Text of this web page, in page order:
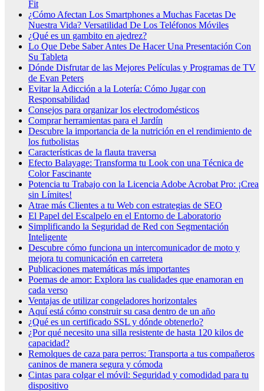
Fit
¿Cómo Afectan Los Smartphones a Muchas Facetas De
Nuestra Vida? Versatilidad De Los Teléfonos Móviles
¿Qué es un gambito en ajedrez?
Lo Que Debe Saber Antes De Hacer Una Presentación Con
Su Tableta
Dónde Disfrutar de las Mejores Películas y Programas de TV
de Evan Peters
Evitar la Adicción a la Lotería: Cómo Jugar con
Responsabilidad
Consejos para organizar los electrodomésticos
Comprar herramientas para el Jardín
Descubre la importancia de la nutrición en el rendimiento de
los futbolistas
Características de la flauta traversa
Efecto Balayage: Transforma tu Look con una Técnica de
Color Fascinante
Potencia tu Trabajo con la Licencia Adobe Acrobat Pro: ¡Crea
sin Límites!
Atrae más Clientes a tu Web con estrategias de SEO
El Papel del Escalpelo en el Entorno de Laboratorio
Simplificando la Seguridad de Red con Segmentación
Inteligente
Descubre cómo funciona un intercomunicador de moto y
mejora tu comunicación en carretera
Publicaciones matemáticas más importantes
Poemas de amor: Explora las cualidades que enamoran en
cada verso
Ventajas de utilizar congeladores horizontales
Aquí está cómo construir su casa dentro de un año
¿Qué es un certificado SSL y dónde obtenerlo?
¿Por qué necesito una silla resistente de hasta 120 kilos de
capacidad?
Remolques de caza para perros: Transporta a tus compañeros
caninos de manera segura y cómoda
Cintas para colgar el móvil: Seguridad y comodidad para tu
dispositivo